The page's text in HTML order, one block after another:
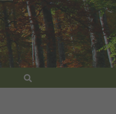
Bilatu